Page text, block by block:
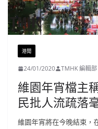
港聞
24/01/2020 TMHK 編輯部
維園年宵檔主
民批人流疏落
維園年宵將在今晚結束，